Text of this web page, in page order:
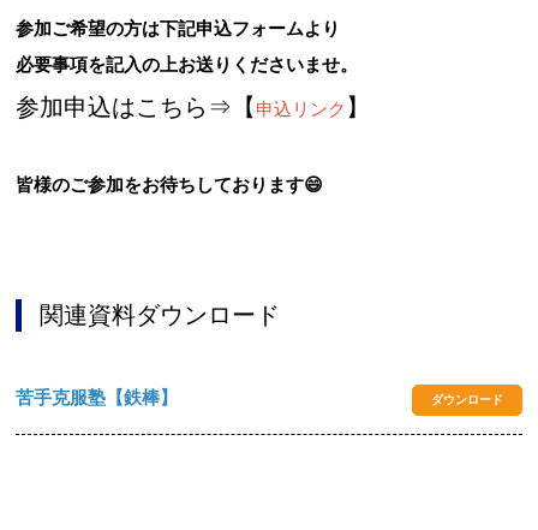
参加ご希望の方は下記申込フォームより
必要事項を記入の上お送りくださいませ。
参加申込はこちら⇒【 申込リンク 】
皆様のご参加をお待ちしております😄
関連資料ダウンロード
苦手克服塾【鉄棒】 ダウンロード